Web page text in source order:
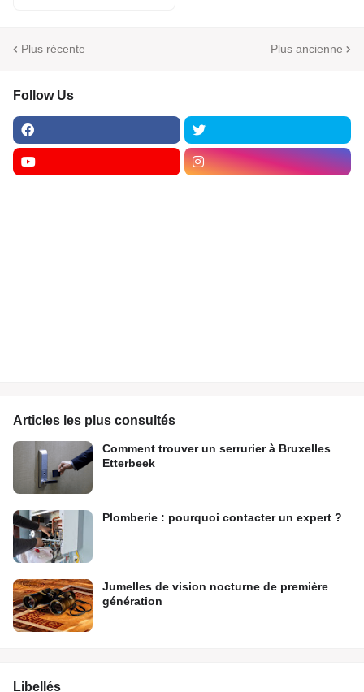
Plus récente Plus ancienne
Follow Us
Articles les plus consultés
Comment trouver un serrurier à Bruxelles
Etterbeek
Plomberie : pourquoi contacter un expert ?
Jumelles de vision nocturne de première
génération
Libellés